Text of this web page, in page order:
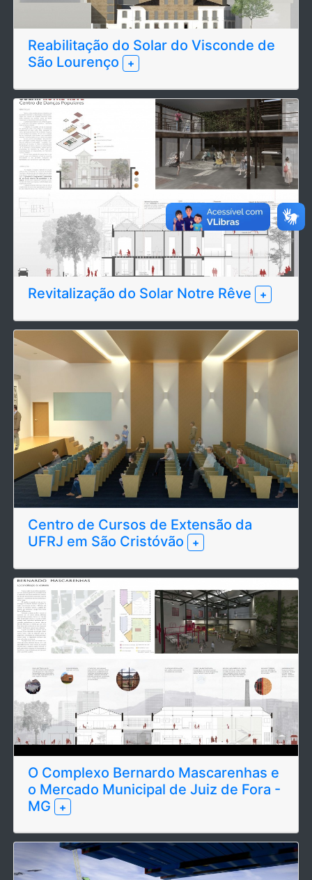
Reabilitação do Solar do Visconde de
São Lourenço
+
Revitalização do Solar Notre Rêve +
Centro de Cursos de Extensão da
UFRJ em São Cristóvão
+
O Complexo Bernardo Mascarenhas e
o Mercado Municipal de Juiz de Fora -
MG
+